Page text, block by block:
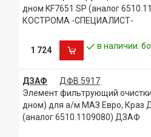
дном KF7651 SP (аналог
КОСТРОМА -СПЕЦИАЛИСТ-
1 724 в наличии:
ДЗАФ
ДФВ 5917
Элемент фильтрующий
дном) для а/м МАЗ Евро, Краз
(аналог 6510.1109080) ДЗАФ